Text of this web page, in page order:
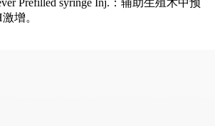
Prefilled syringe Inj.：辅助生殖术中预
增。